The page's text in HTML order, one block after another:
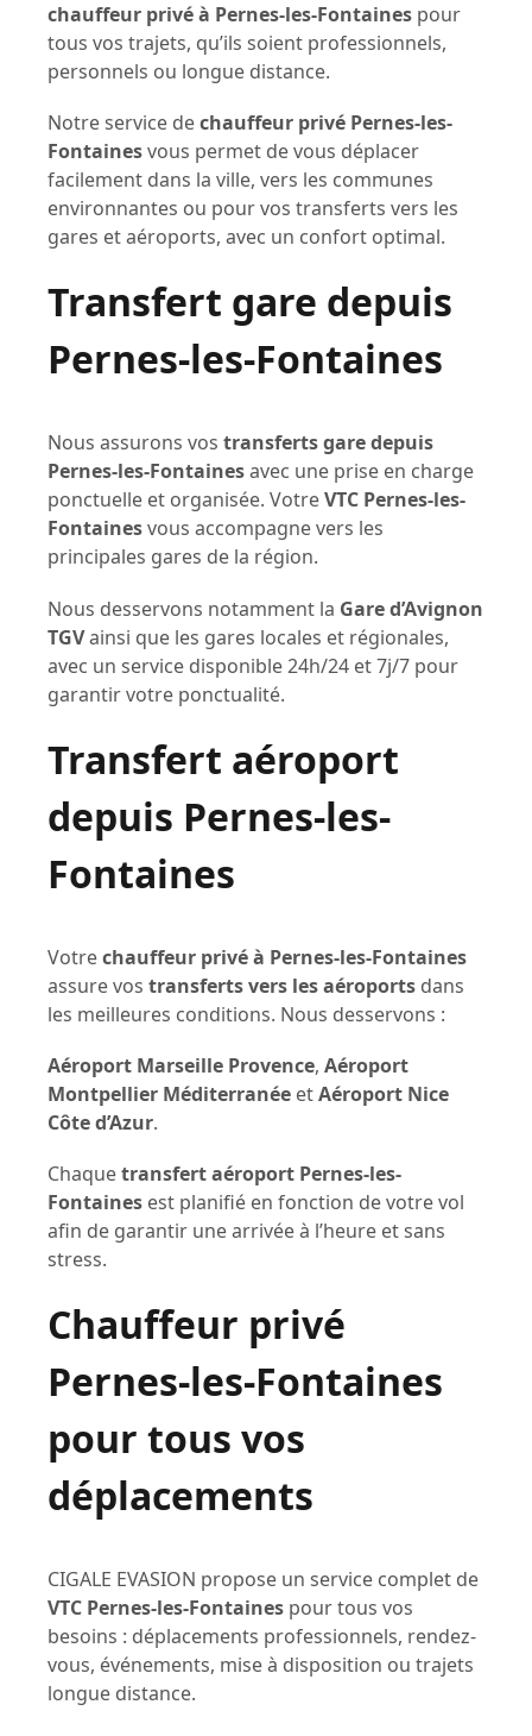
chauffeur privé à Pernes-les-Fontaines pour
tous vos trajets, qu’ils soient professionnels,
personnels ou longue distance.
Notre service dechauffeur privé Pernes-les-
Fontainesvous permet de vous déplacer
facilement dans la ville, vers les communes
environnantes ou pour vos transferts vers les
gares et aéroports, avec un confort optimal.
Transfert gare depuis
Pernes-les-Fontaines
Nous assurons vos transferts gare depuis
Pernes-les-Fontainesavec une prise en charge
ponctuelle et organisée. VotreVTC Pernes-les-
Fontainesvous accompagne vers les
principales gares de la région.
Nous desservons notamment la Gare d’Avignon
TGVainsi que les gares locales et régionales,
avec un service disponible 24h/24 et 7j/7 pour
garantir votre ponctualité.
Transfert aéroport
depuis Pernes-les-
Fontaines
Votrechauffeur privé à Pernes-les-Fontaines
assure vos transferts vers les aéroports dans
les meilleures conditions. Nous desservons :
Aéroport Marseille Provence, Aéroport
Montpellier Méditerranée etAéroport Nice
Côte d’Azur.
Chaquetransfert aéroport Pernes-les-
Fontaines est planifié en fonction de votre vol
afin de garantir une arrivée à l’heure et sans
stress.
Chauffeur privé
Pernes-les-Fontaines
pour tous vos
déplacements
CIGALE EVASION propose un service complet de
VTC Pernes-les-Fontaines pour tous vos
besoins : déplacements professionnels, rendez-
vous, événements, mise à disposition ou trajets
longue distance.